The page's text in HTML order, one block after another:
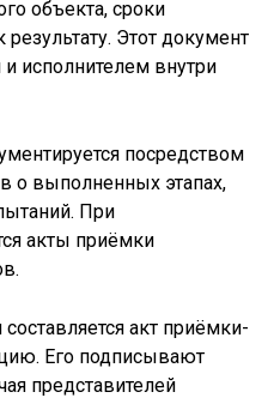
объекта, сроки
Этот документ
исполнителем внутри
посредством
о выполненных этапах,
При
акты приёмки
акт приёмки-
Его подписывают
представителей